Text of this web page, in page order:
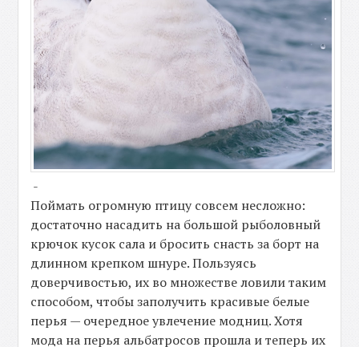
-
Поймать огромную птицу совсем несложно:
достаточно насадить на большой рыболовный
крючок кусок сала и бросить снасть за борт на
длинном крепком шнуре. Пользуясь
доверчивостью, их во множестве ловили таким
способом, чтобы заполучить красивые белые
перья — очередное увлечение модниц. Хотя
мода на перья альбатросов прошла и теперь их